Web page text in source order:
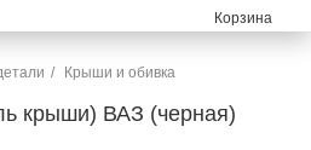
Крыши и обивка
крыши) ВАЗ (черная)